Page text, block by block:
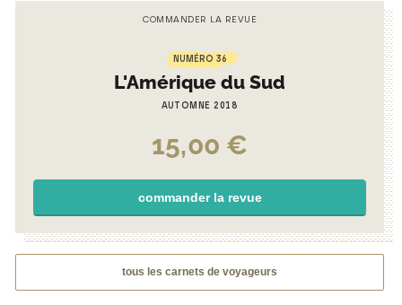
COMMANDER LA REVUE
NUMÉRO 36
L'Amérique du Sud
AUTOMNE 2018
15,00 €
commander la revue
tous les carnets de voyageurs